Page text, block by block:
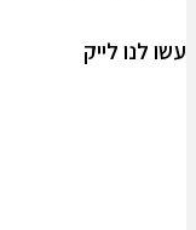
עשו לנו לייק